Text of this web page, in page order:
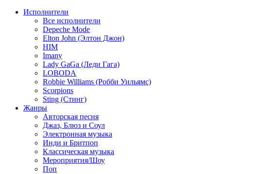
Исполнители
Все исполнители
Depeche Mode
Elton John (Элтон Джон)
HIM
Imany
Lady GaGa (Леди Гага)
LOBODA
Robbie Williams (Робби Уильямс)
Scorpions
Sting (Стинг)
Жанры
Авторская песня
Джаз, Блюз и Соул
Электронная музыка
Инди и Бритпоп
Классическая музыка
Мероприятия/Шоу
Поп